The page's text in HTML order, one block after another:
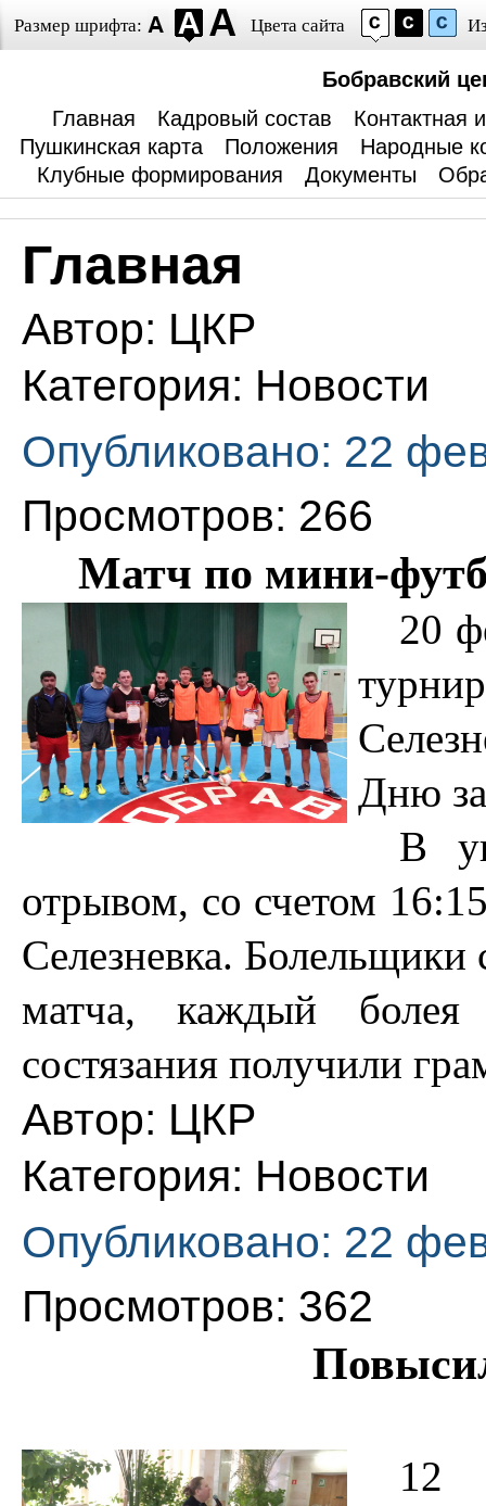
Размер шрифта: Цвета сайта
Бобравский
Главная
Кадровый состав
Контактная
Пушкинская карта
Положения
Народные
Клубные формирования
Документы
Главная
Автор: ЦКР
Категория: Новости
Опубликовано: 22
Просмотров: 266
Матч по мини-
20
Дню
В
отрывом, со счетом
Селезневка.
матча, каждый
состязания получили
Автор: ЦКР
Категория: Новости
Опубликовано: 22
Просмотров: 362
12